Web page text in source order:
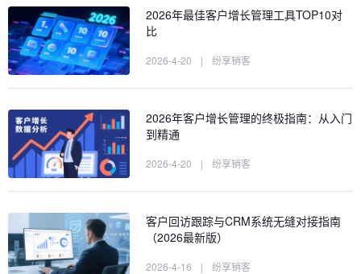
2026年最佳客户增长管理工具TOP10对
比
2026-4-20 | 纷享销客
2026年客户增长管理的终极指南：从入门
到精通
2026-4-20 | 纷享销客
客户回访跟踪与CRM系统无缝对接指南
（2026最新版）
2026-4-16 | 纷享销客